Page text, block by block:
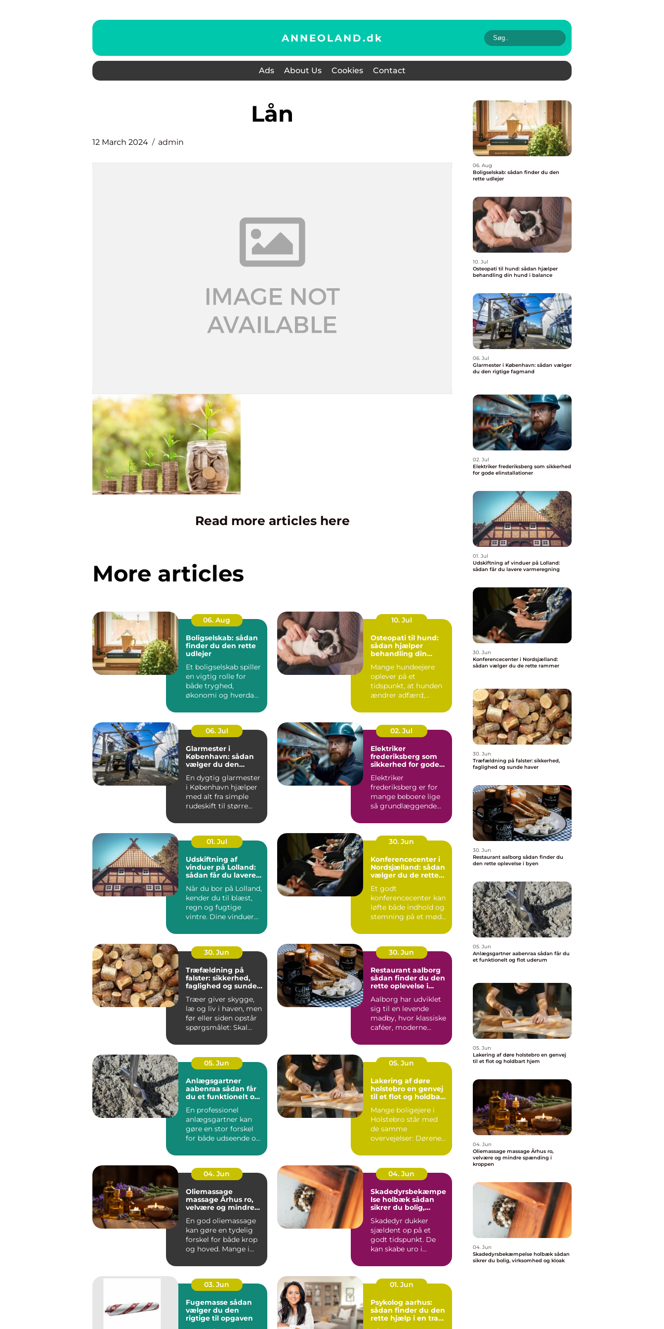
ANNEOLAND.dk
Ads About Us Cookies Contact
lån
12 March 2024 admin
Read more articles here
More articles
06. Aug
Boligselskab: sådan
finder du den rette
udlejer
Et boligselskab spiller
en vigtig rolle for
både tryghed,
økonomi og hverdag,
10. Jul
Osteopati til hund:
sådan hjælper
behandling din
Mange hundeejere
oplever på et
tidspunkt, at hunden
ændrer adfærd,
06. Jul
Glarmester i
København: sådan
vælger du den
En dygtig glarmester
i København hjælper
med alt fra simple
rudeskift til større...
02. Jul
Elektriker
frederiksberg som
sikkerhed for gode
Elektriker
frederiksberg er for
mange beboere lige
så grundlæggende
varmekilder og...
01. Jul
Udskiftning af
vinduer på Lolland:
sådan får du lavere
Når du bor på Lolland,
kender du til blæst,
regn og fugtige
vintre. Dine vinduer
30. Jun
Konferencecenter i
Nordsjælland: sådan
vælger du de rette
Et godt
konferencecenter kan
løfte både indhold og
stemning på et møde.
30. Jun
Træfældning på
falster: sikkerhed,
faglighed og sunde
Træer giver skygge,
læ og liv i haven, men
før eller siden opstår
spørgsmålet: Skal
30. Jun
Restaurant aalborg
sådan finder du den
rette oplevelse i
Aalborg har udviklet
sig til en levende
madby, hvor klassiske
caféer, moderne
specialise...
05. Jun
Anlægsgartner
aabenraa sådan får
du et funktionelt og
En professionel
anlægsgartner kan
gøre en stor forskel
for både udseende og
Mange ...
05. Jun
Lakering af døre
holstebro en genvej
til et flot og holdbart
Mange boligejere i
Holstebro står med
de samme
overvejelser: Dørene
umoderne, o...
04. Jun
Oliemassage
massage Århus ro,
velvære og mindre
En god oliemassage
kan gøre en tydelig
forskel for både krop
og hoved. Mange i
massage ...
04. Jun
Skadedyrsbekæmpe
lse holbæk sådan
sikrer du bolig,
Skadedyr dukker
sjældent op på et
godt tidspunkt. De
kan skabe uro i
skader på ...
03. Jun
Fugemasse sådan
vælger du den
rigtige til opgaven
01. Jun
Psykolog aarhus:
sådan finder du den
rette hjælp i en travl
06. Aug
Boligselskab: sådan finder du den
rette udlejer
10. Jul
Osteopati til hund: sådan hjælper
behandling din hund i balance
06. Jul
Glarmester i København: sådan vælger
du den rigtige fagmand
02. Jul
Elektriker frederiksberg som sikkerhed
for gode elinstallationer
01. Jul
Udskiftning af vinduer på Lolland:
sådan får du lavere varmeregning
30. Jun
Konferencecenter i Nordsjælland:
sådan vælger du de rette rammer
30. Jun
Træfældning på falster: sikkerhed,
faglighed og sunde haver
30. Jun
Restaurant aalborg sådan finder du
den rette oplevelse i byen
05. Jun
Anlægsgartner aabenraa sådan får du
et funktionelt og flot uderum
05. Jun
Lakering af døre holstebro en genvej
til et flot og holdbart hjem
04. Jun
Oliemassage massage Århus ro,
velvære og mindre spænding i
kroppen
04. Jun
Skadedyrsbekæmpelse holbæk sådan
sikrer du bolig, virksomhed og kloak